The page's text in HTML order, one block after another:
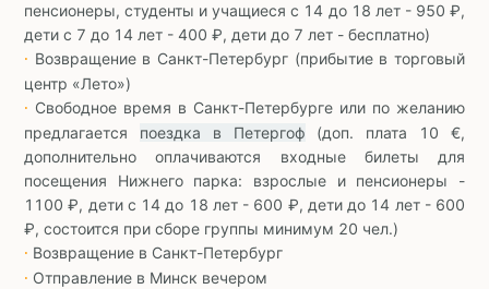
пенсионеры, студенты и учащиеся с 14 до 18 лет - 950 ₽,
дети с 7 до 14 лет - 400 ₽, дети до 7 лет - бесплатно)
∙ Возвращение в Санкт-Петербург (прибытие в торговый
центр «Лето»)
∙ Свободное время в Санкт-Петербурге или по желанию
предлагается поездка в Петергоф (доп. плата 10 €,
дополнительно оплачиваются входные билеты для
посещения Нижнего парка: взрослые и пенсионеры -
1100 ₽, дети с 14 до 18 лет - 600 ₽, дети до 14 лет - 600
₽, состоится при сборе группы минимум 20 чел.)
∙ Возвращение в Санкт-Петербург
∙ Отправление в Минск вечером